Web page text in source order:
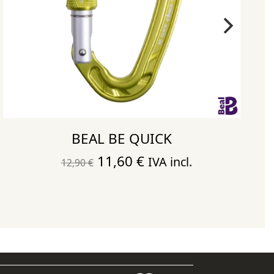
BEAL BE QUICK
12,90€ El
11,60 €El
IVA incl.